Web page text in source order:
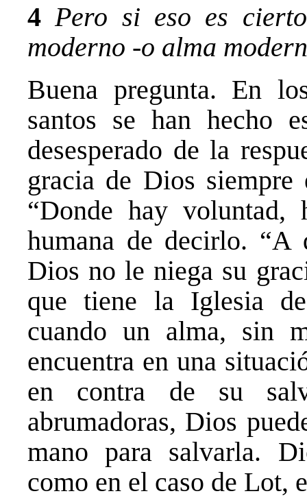
4 Pero si eso es
moderno -o alma
Buena pregunta. En
santos se han hecho
desesperado de la
gracia de Dios
“Donde hay voluntad,
humana de decirlo.
Dios no le niega su
que tiene la Iglesia
cuando un alma, sin
encuentra en una
en contra de su
abrumadoras, Dios
mano para salvarla.
como en el caso de Lot,